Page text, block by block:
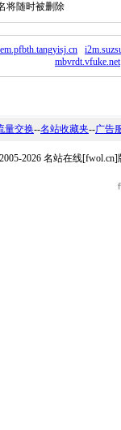
将随时被删除
mbvrdt.vfuke.net
量交换--名站收藏夹--广告
2026 名站在线